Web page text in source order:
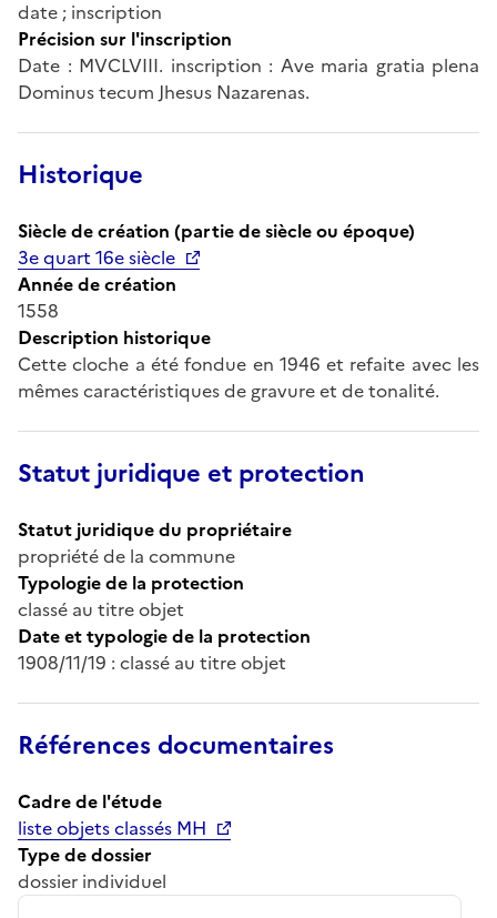
date ; inscription
Précision sur l'inscription
Date : MVCLVIII. inscription : Ave maria gratia plena
Dominus tecum Jhesus Nazarenas.
Historique
Siècle de création (partie de siècle ou époque)
3e quart 16e siècle
Année de création
1558
Description historique
Cette cloche a été fondue en 1946 et refaite avec les
mêmes caractéristiques de gravure et de tonalité.
Statut juridique et protection
Statut juridique du propriétaire
propriété de la commune
Typologie de la protection
classé au titre objet
Date et typologie de la protection
1908/11/19 : classé au titre objet
Références documentaires
Cadre de l'étude
liste objets classés MH
Type de dossier
dossier individuel